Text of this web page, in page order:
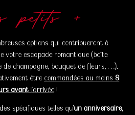
petits +
options qui contribueront à
votre escapade romantique (boîte
de champagne, bouquet de fleurs, …).
être commandées au moins 8
avantl’arrivée!
spécifiques telles qu’un anniversaire,